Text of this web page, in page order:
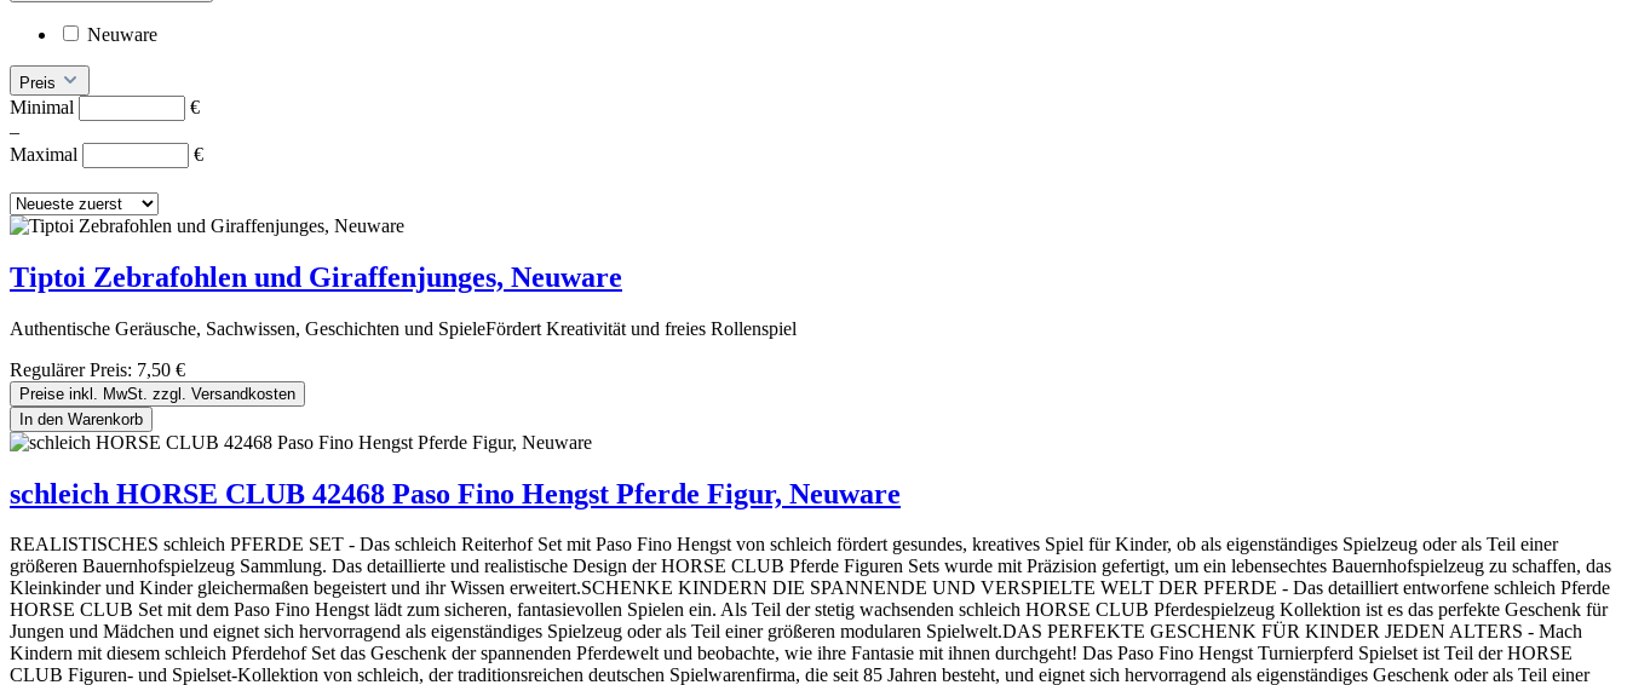
Neuware
Preis
Minimal
€
–
Maximal
€
Tiptoi Zebrafohlen und Giraffenjunges, Neuware
Authentische Geräusche, Sachwissen, Geschichten und SpieleFördert Kreativität und freies Rollenspiel
Regulärer Preis: 7,50 €
Preise inkl. MwSt. zzgl. Versandkosten
In den Warenkorb
schleich HORSE CLUB 42468 Paso Fino Hengst Pferde Figur, Neuware
REALISTISCHES schleich PFERDE SET - Das schleich Reiterhof Set mit Paso Fino Hengst von schleich fördert gesundes, kreatives Spiel für Kinder, ob als eigenständiges Spielzeug oder als Teil einer
größeren Bauernhofspielzeug Sammlung. Das detaillierte und realistische Design der HORSE CLUB Pferde Figuren Sets wurde mit Präzision gefertigt, um ein lebensechtes Bauernhofspielzeug zu schaffen, das
Kleinkinder und Kinder gleichermaßen begeistert und ihr Wissen erweitert.SCHENKE KINDERN DIE SPANNENDE UND VERSPIELTE WELT DER PFERDE - Das detailliert entworfene schleich Pferde
HORSE CLUB Set mit dem Paso Fino Hengst lädt zum sicheren, fantasievollen Spielen ein. Als Teil der stetig wachsenden schleich HORSE CLUB Pferdespielzeug Kollektion ist es das perfekte Geschenk für
Jungen und Mädchen und eignet sich hervorragend als eigenständiges Spielzeug oder als Teil einer größeren modularen Spielwelt.DAS PERFEKTE GESCHENK FÜR KINDER JEDEN ALTERS - Mach
Kindern mit diesem schleich Pferdehof Set das Geschenk der spannenden Pferdewelt und beobachte, wie ihre Fantasie mit ihnen durchgeht! Das Paso Fino Hengst Turnierpferd Spielset ist Teil der HORSE
CLUB Figuren- und Spielset-Kollektion von schleich, der traditionsreichen deutschen Spielwarenfirma, die seit 85 Jahren besteht, und eignet sich hervorragend als eigenständiges Geschenk oder als Teil einer